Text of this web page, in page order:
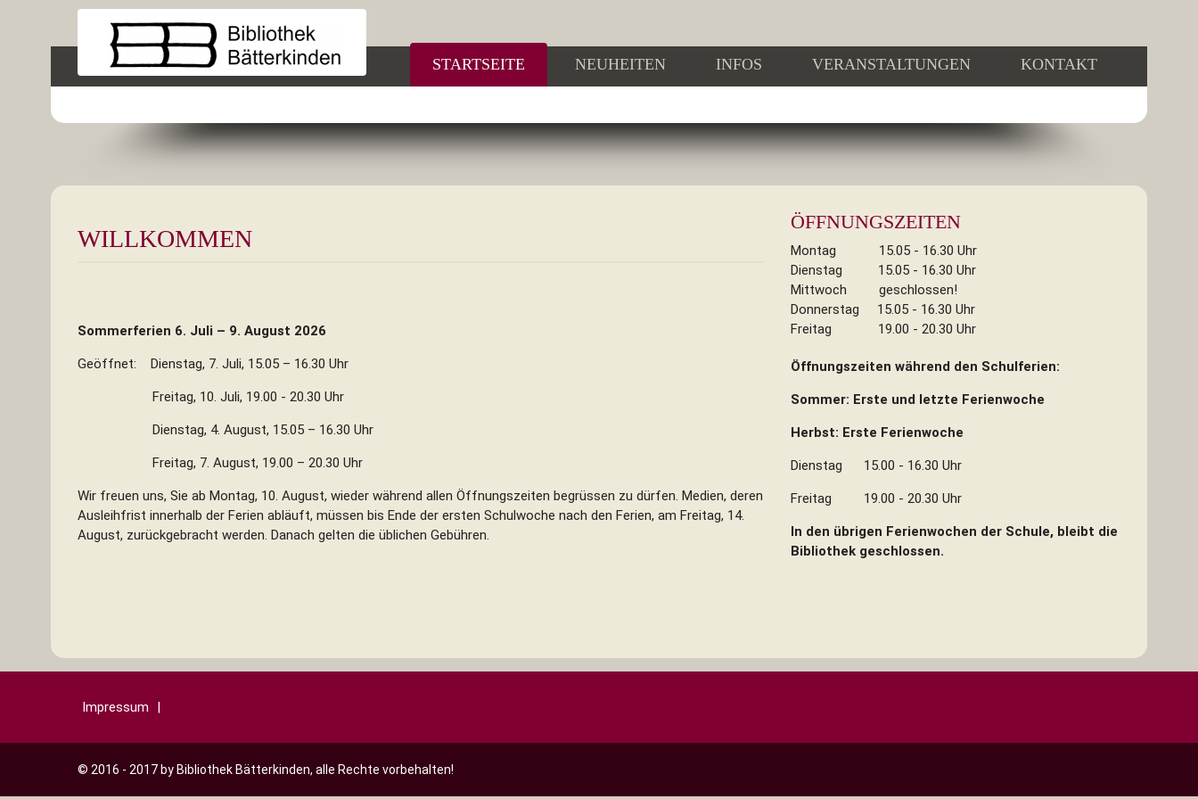
STARTSEITE NEUHEITEN INFOS VERANSTALTUNGEN KONTAKT
WILLKOMMEN
Sommerferien 6. Juli – 9. August 2026
Geöffnet: Dienstag, 7. Juli, 15.05 – 16.30 Uhr
Freitag, 10. Juli, 19.00 - 20.30 Uhr
Dienstag, 4. August, 15.05 – 16.30 Uhr
Freitag, 7. August, 19.00 – 20.30 Uhr
Wir freuen uns, Sie ab Montag, 10. August, wieder während allen Öffnungszeiten begrüssen zu dürfen. Medien, deren
Ausleihfrist innerhalb der Ferien abläuft, müssen bis Ende der ersten Schulwoche nach den Ferien, am Freitag, 14.
August, zurückgebracht werden. Danach gelten die üblichen Gebühren.
ÖFFNUNGSZEITEN
Montag 15.05 - 16.30 Uhr
Dienstag 15.05 - 16.30 Uhr
Mittwoch geschlossen!
Donnerstag 15.05 - 16.30 Uhr
Freitag 19.00 - 20.30 Uhr
Öffnungszeiten während den Schulferien:
Sommer: Erste und letzte Ferienwoche
Herbst: Erste Ferienwoche
Dienstag 15.00 - 16.30 Uhr
Freitag 19.00 - 20.30 Uhr
In den übrigen Ferienwochen der Schule, bleibt die
Bibliothek geschlossen.
Impressum
© 2016 - 2017 by Bibliothek Bätterkinden, alle Rechte vorbehalten!